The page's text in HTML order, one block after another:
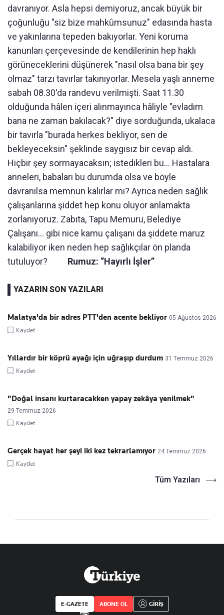
davranıyor. Asla hepsi demiyoruz, ancak büyük bir
çoğunluğu "siz bize mahkûmsunuz" edasında hasta
ve yakınlarına tepeden bakıyorlar. Yeni koruma
kanunları çerçevesinde de kendilerinin hep haklı
görüneceklerini düşünerek "nasıl olsa bana bir şey
olmaz" tarzı tavırlar takınıyorlar. Mesela yaşlı anneme
sabah 08.30'da randevu verilmişti. Saat 11.30
olduğunda hâlen içeri alınmayınca hâliyle "evladım
bana ne zaman bakılacak?" diye sorduğunda, ukalaca
bir tavırla "burada herkes bekliyor, sen de
bekleyeceksin" şeklinde saygısız bir cevap aldı.
Hiçbir şey sormayacaksın; istedikleri bu... Hastalara
anneleri, babaları bu durumda olsa ve böyle
davranılsa memnun kalırlar mı? Ayrıca neden sağlık
çalışanlarına şiddet hep konu oluyor anlamakta
zorlanıyoruz. Zabıta, Tapu Memuru, Belediye
Çalışanı... gibi nice kamu çalışanı da şiddete maruz
kalabiliyor iken neden hep sağlıkçılar ön planda
tutuluyor? Rumuz: “Hayırlı İşler”
YAZARIN SON YAZILARI
Malatya'da bir adres PTT'den acente bekliyor 05 Ağustos 2026
Kaydet
Yıllardır bir köprü ayağı için uğraşıp durdum 31 Temmuz 2026
Kaydet
"Doğal insanı kurtaracakken yapay zekâya yenilmek"
29 Temmuz 2026
Kaydet
Gerçek hayat her şeyi iki kez tekrarlamıyor 24 Temmuz 2026
Kaydet
Tüm Yazıları
E-GAZETE ABONE OL GİRİŞ